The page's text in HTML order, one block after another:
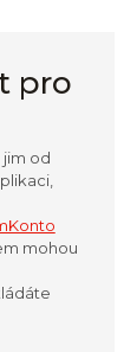
pro
jim od
mohou